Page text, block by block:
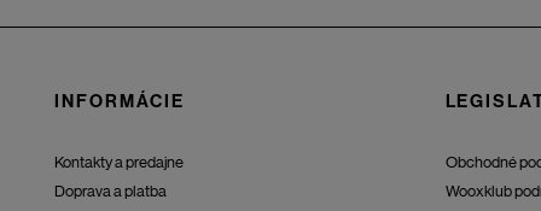
INFORMÁCIE
Kontakty a predajne
Doprava a platba
Obchodné
Wooxklub